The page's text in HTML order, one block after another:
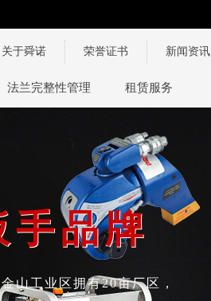
山工业区拥有20亩厂区，
手品牌
手品牌
法兰完整性管理技术与服务租赁服务
关于舜诺 荣誉证书 新闻资讯